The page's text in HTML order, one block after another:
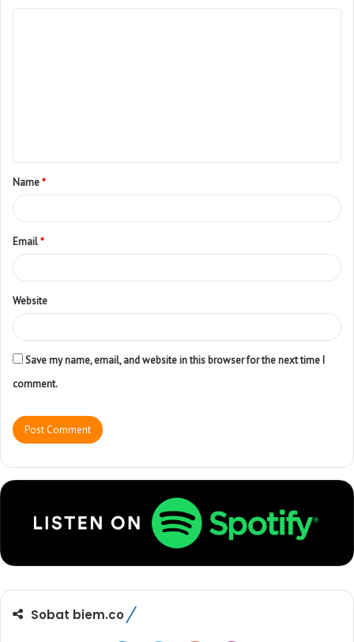
Name*
Email*
Website
Save my name, email, and website in this browser for the next time I
comment.
Sobat biem.co